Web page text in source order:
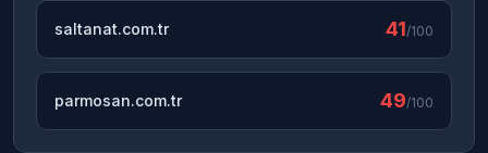
saltanat.com.tr 41/100
parmosan.com.tr 49/100